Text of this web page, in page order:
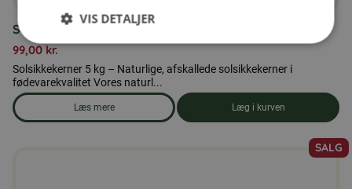
Solsikkekerner 5 kg
99,00kr.
Solsikkekerner 5 kg – Naturlige, afskallede solsikkekerner i
fødevarekvalitet Vores naturl...
Læs mere
om produkten Solsikkekerner 5 kg
Læg i kurven
SALG
VIS DETALJER